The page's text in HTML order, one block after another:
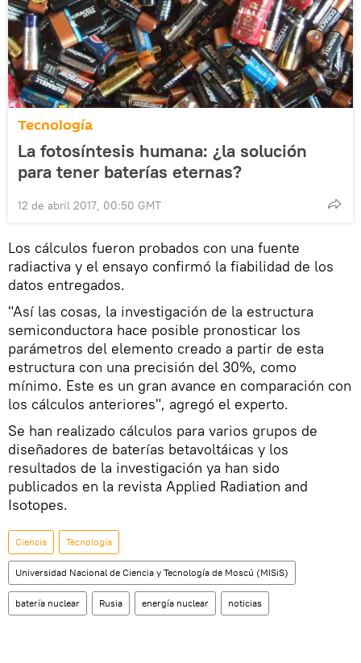
Tecnología
La fotosíntesis humana: ¿la solución
para tener baterías eternas?
12 de abril 2017, 00:50 GMT
Los cálculos fueron probados con una fuente
radiactiva y el ensayo confirmó la fiabilidad de los
datos entregados.
"Así las cosas, la investigación de la estructura
semiconductora hace posible pronosticar los
parámetros del elemento creado a partir de esta
estructura con una precisión del 30%, como
mínimo. Este es un gran avance en comparación con
los cálculos anteriores", agregó el experto.
Se han realizado cálculos para varios grupos de
diseñadores de baterías betavoltáicas y los
resultados de la investigación ya han sido
publicados en la revista Applied Radiation and
Isotopes.
Ciencia Tecnología
Universidad Nacional de Ciencia y Tecnología de Moscú (MISiS)
batería nuclear Rusia energía nuclear noticias